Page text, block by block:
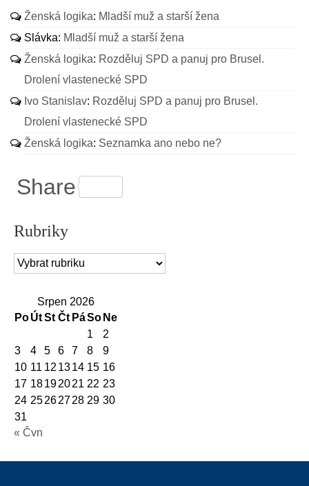
Ženská logika: Mladší muž a starší žena
Slávka: Mladší muž a starší žena
Ženská logika: Rozděluj SPD a panuj pro Brusel.
Drolení vlastenecké SPD
Ivo Stanislav: Rozděluj SPD a panuj pro Brusel.
Drolení vlastenecké SPD
Ženská logika: Seznamka ano nebo ne?
Share
Rubriky
Rubriky
Srpen 2026
PoÚtSt Čt PáSo Ne
1
2
3
4 5 6 7 8
9
10 11 12 1314 15 16
17 18192021 22 23
24 25262728 29 30
31
« Čvn